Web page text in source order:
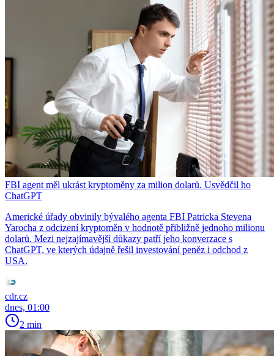
FBI agent měl ukrást kryptoměny za milion dolarů. Usvědčil ho
ChatGPT
Americké úřady obvinily bývalého agenta FBI Patricka Stevena
Yarocha z odcizení kryptoměn v hodnotě přibližně jednoho milionu
dolarů. Mezi nejzajímavější důkazy patří jeho konverzace s
ChatGPT, ve kterých údajně řešil investování peněz i odchod z
USA.
cdr.cz
dnes, 01:00
2 min